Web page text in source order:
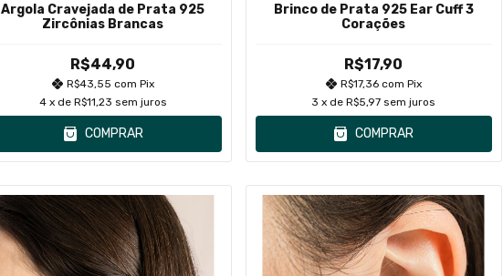
Argola Cravejada de Prata 925
Zircônias Brancas
R$44,90
R$43,55 com Pix
4 x de R$11,23 sem juros
COMPRAR
Brinco de Prata 925 Ear Cuff 3
Corações
R$17,90
R$17,36 com Pix
3 x deR$5,97 sem juros
COMPRAR